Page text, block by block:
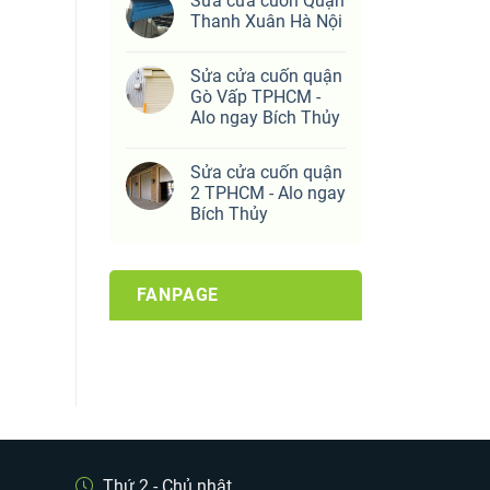
Thanh Xuân Hà Nội
Sửa cửa cuốn quận
Gò Vấp TPHCM -
Alo ngay Bích Thủy
Sửa cửa cuốn quận
2 TPHCM - Alo ngay
Bích Thủy
FANPAGE